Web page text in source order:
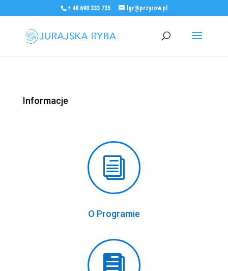
+ 48 690 333 735 lgr@przyrow.pl
Informacje
i
O Programie
